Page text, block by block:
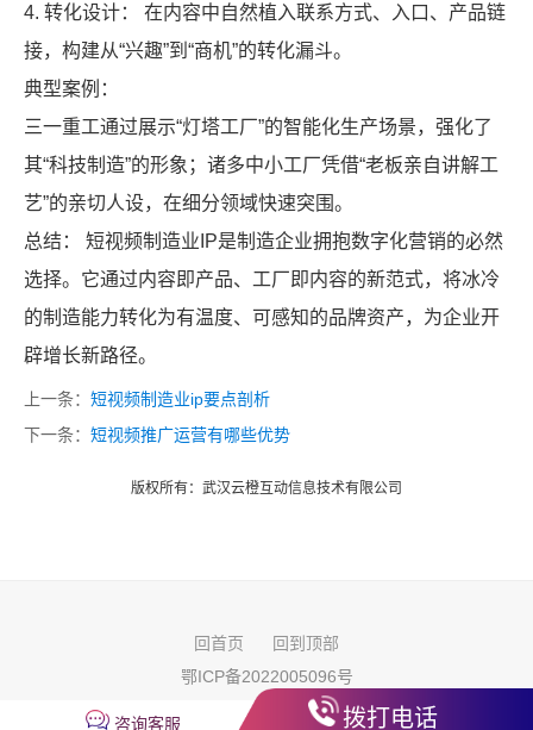
4. 转化设计： 在内容中自然植入联系方式、入口、产品链
接，构建从“兴趣”到“商机”的转化漏斗。
典型案例：
三一重工通过展示“灯塔工厂”的智能化生产场景，强化了
其“科技制造”的形象；诸多中小工厂凭借“老板亲自讲解工
艺”的亲切人设，在细分领域快速突围。
总结： 短视频制造业IP是制造企业拥抱数字化营销的必然
选择。它通过内容即产品、工厂即内容的新范式，将冰冷
的制造能力转化为有温度、可感知的品牌资产，为企业开
辟增长新路径。
上一条： 短视频制造业ip要点剖析
下一条： 短视频推广运营有哪些优势
版权所有：武汉云橙互动信息技术有限公司
咨询客服 拨打电话
回首页
回到顶部
鄂ICP备2022005096号
版权所有：
武汉云橙互动信息技术有限公司